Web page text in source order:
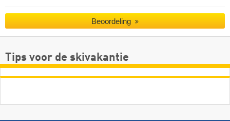
Beoordeling
Tips voor de skivakantie